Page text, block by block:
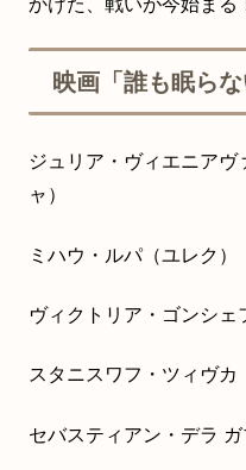
映画「誰も眠ら
ジュリア・ヴィエニア
ャ）
ミハウ・ルパ（ユレク）
ヴィクトリア・ゴンシェ
スタニスワフ・ツィヴカ
セバスティアン・デラ ガ